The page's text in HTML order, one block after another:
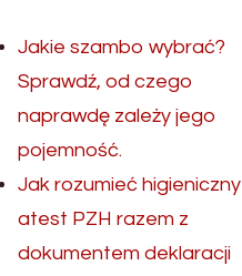
Jakie szambo wybrać?
Sprawdź, od czego
naprawdę zależy jego
pojemność.
Jak rozumieć higieniczny
atest PZH razem z
dokumentem deklaracji